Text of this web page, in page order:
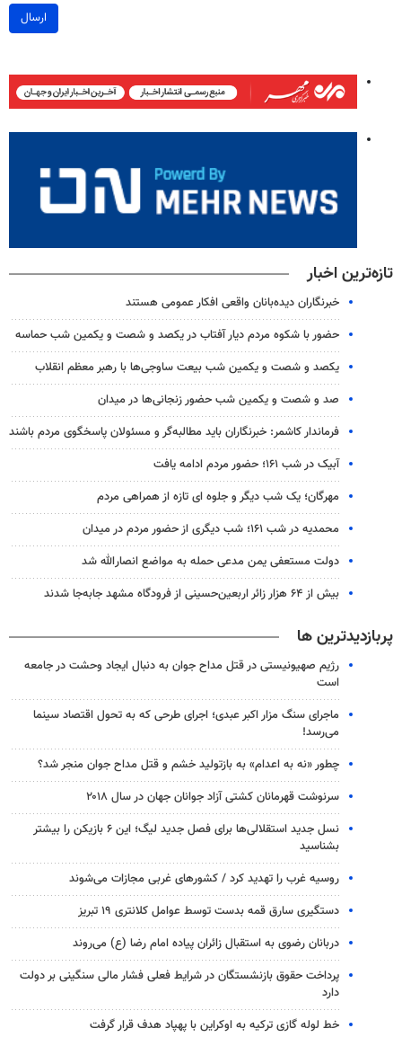
ارسال
تازه‌ترین اخبار
خبرنگاران دیده‌بانان واقعی افکار عمومی هستند
حضور با شکوه مردم دیار آفتاب در یکصد و شصت و یکمین شب حماسه
یکصد و شصت و یکمین شب بیعت ساوجی‌ها با رهبر معظم انقلاب
صد و شصت و یکمین شب حضور زنجانی‌ها در میدان
فرماندار کاشمر: خبرنگاران باید مطالبه‌گر و مسئولان پاسخگوی مردم باشند
آبیک در شب ۱۶۱؛ حضور مردم ادامه یافت
مهرگان؛ یک شب دیگر و جلوه ای تازه از همراهی مردم
محمدیه در شب ۱۶۱؛ شب دیگری از حضور مردم در میدان
دولت مستعفی یمن مدعی حمله به مواضع انصارالله شد
بیش از ۶۴ هزار زائر اربعین‌حسینی از فرودگاه مشهد جابه‌جا شدند
پربازدیدترین ها
رژیم صهیونیستی در قتل مداح جوان به دنبال ایجاد وحشت در جامعه
است
ماجرای سنگ مزار اکبر عبدی؛ اجرای طرحی که به تحول اقتصاد سینما
می‌رسد!
چطور «نه به اعدام» به بازتولید خشم و قتل مداح جوان منجر شد؟
سرنوشت قهرمانان کشتی آزاد جوانان جهان در سال ۲۰۱۸
نسل جدید استقلالی‌ها برای فصل جدید لیگ؛ این ۶ بازیکن را بیشتر
بشناسید
روسیه غرب را تهدید کرد / کشورهای غربی مجازات می‌شوند
دستگیری سارق قمه بدست توسط عوامل کلانتری ۱۹ تبریز
دربانان رضوی به استقبال زائران پیاده امام رضا (ع) می‌روند
پرداخت حقوق بازنشستگان در شرایط فعلی فشار مالی سنگینی بر دولت
دارد
خط لوله گازی ترکیه به اوکراین با پهپاد هدف قرار گرفت